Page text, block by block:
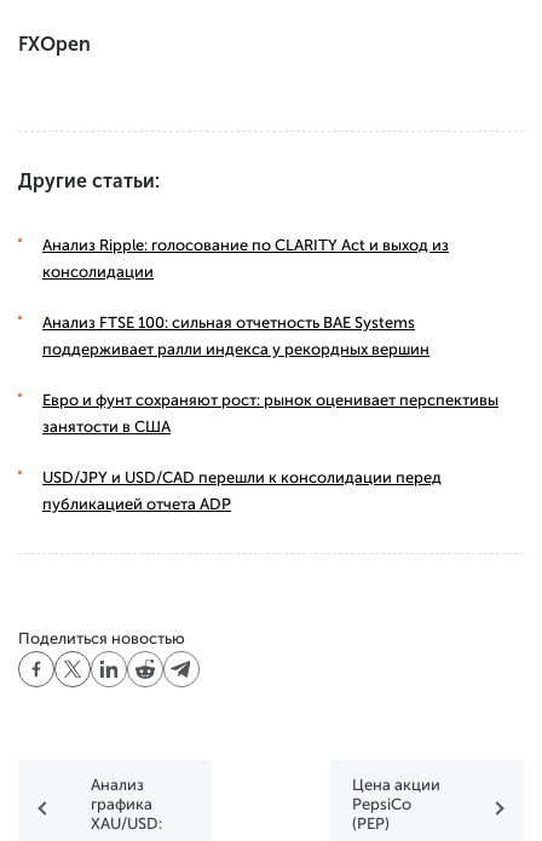
FXOpen
Другие статьи:
Анализ Ripple: голосование по CLARITY Act и выход из
консолидации
Анализ FTSE 100: сильная отчетность BAE Systems
поддерживает ралли индекса у рекордных вершин
Евро и фунт сохраняют рост: рынок оценивает перспективы
занятости в США
USD/JPY и USD/CAD перешли к консолидации перед
публикацией отчета ADP
Поделиться новостью
Анализ
графика
XAU/USD:
Цена акции
PepsiCo
(PEP)